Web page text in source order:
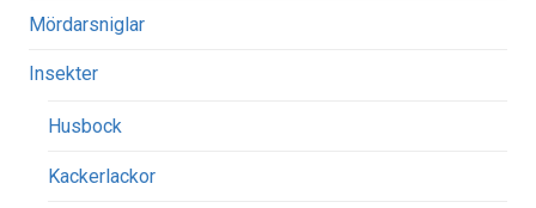
Mördarsniglar
Insekter
Husbock
Kackerlackor